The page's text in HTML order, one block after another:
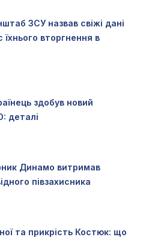
ЗСУ назвав свіжі дані
їхнього вторгнення в
здобув новий
деталі
Динамо витримав
півзахисника
та прикрість Костюк: що